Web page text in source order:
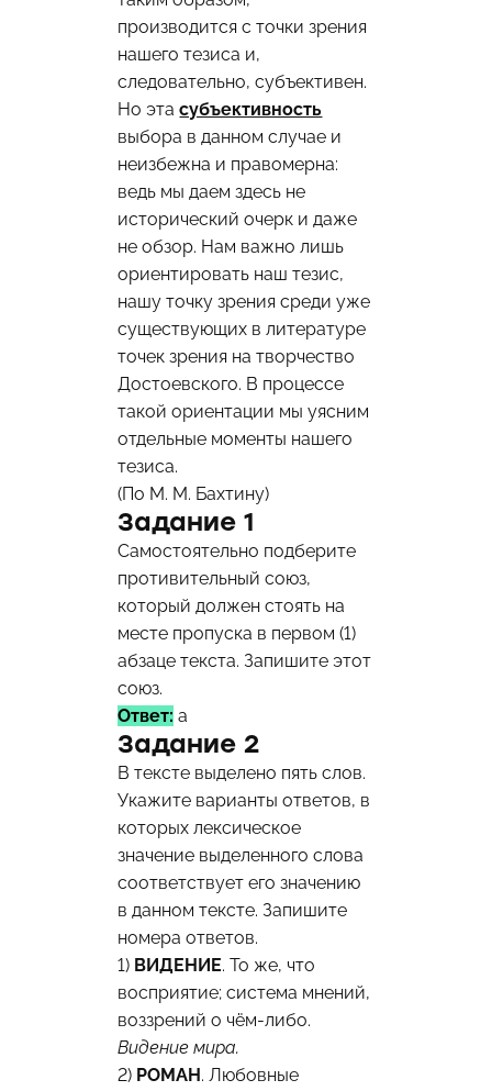
производится с точки зрения
нашего тезиса и,
следовательно, субъективен.
Но этасубъективность
выбора в данном случае и
неизбежна и правомерна:
ведь мы даем здесь не
исторический очерк и даже
не обзор. Нам важно лишь
ориентировать наш тезис,
нашу точку зрения среди уже
существующих в литературе
точек зрения на творчество
Достоевского. В процессе
такой ориентации мы уясним
отдельные моменты нашего
тезиса.
(По М. М. Бахтину)
Задание 1
Самостоятельно подберите
противительный союз,
который должен стоять на
месте пропуска в первом (1)
абзаце текста. Запишите этот
союз.
Ответ: а
Задание 2
В тексте выделено пять слов.
Укажите варианты ответов, в
которых лексическое
значение выделенного слова
соответствует его значению
в данном тексте. Запишите
номера ответов.
1) ВИДЕНИЕ. То же, что
восприятие; система мнений,
воззрений о чём-либо.
Видение мира.
2) РОМАН . Любовные